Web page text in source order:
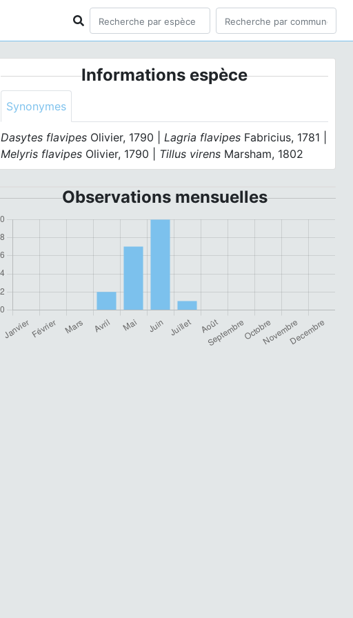
Informations espèce
Synonymes
Dasytes flavipes Olivier, 1790 |Lagria flavipes Fabricius, 1781 |
Melyris flavipes Olivier, 1790 | Tillus virens Marsham, 1802
Observations mensuelles